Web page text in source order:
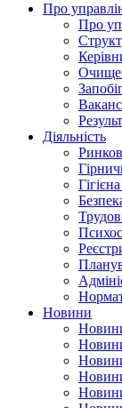
Про
Про
Діяльність
Новини